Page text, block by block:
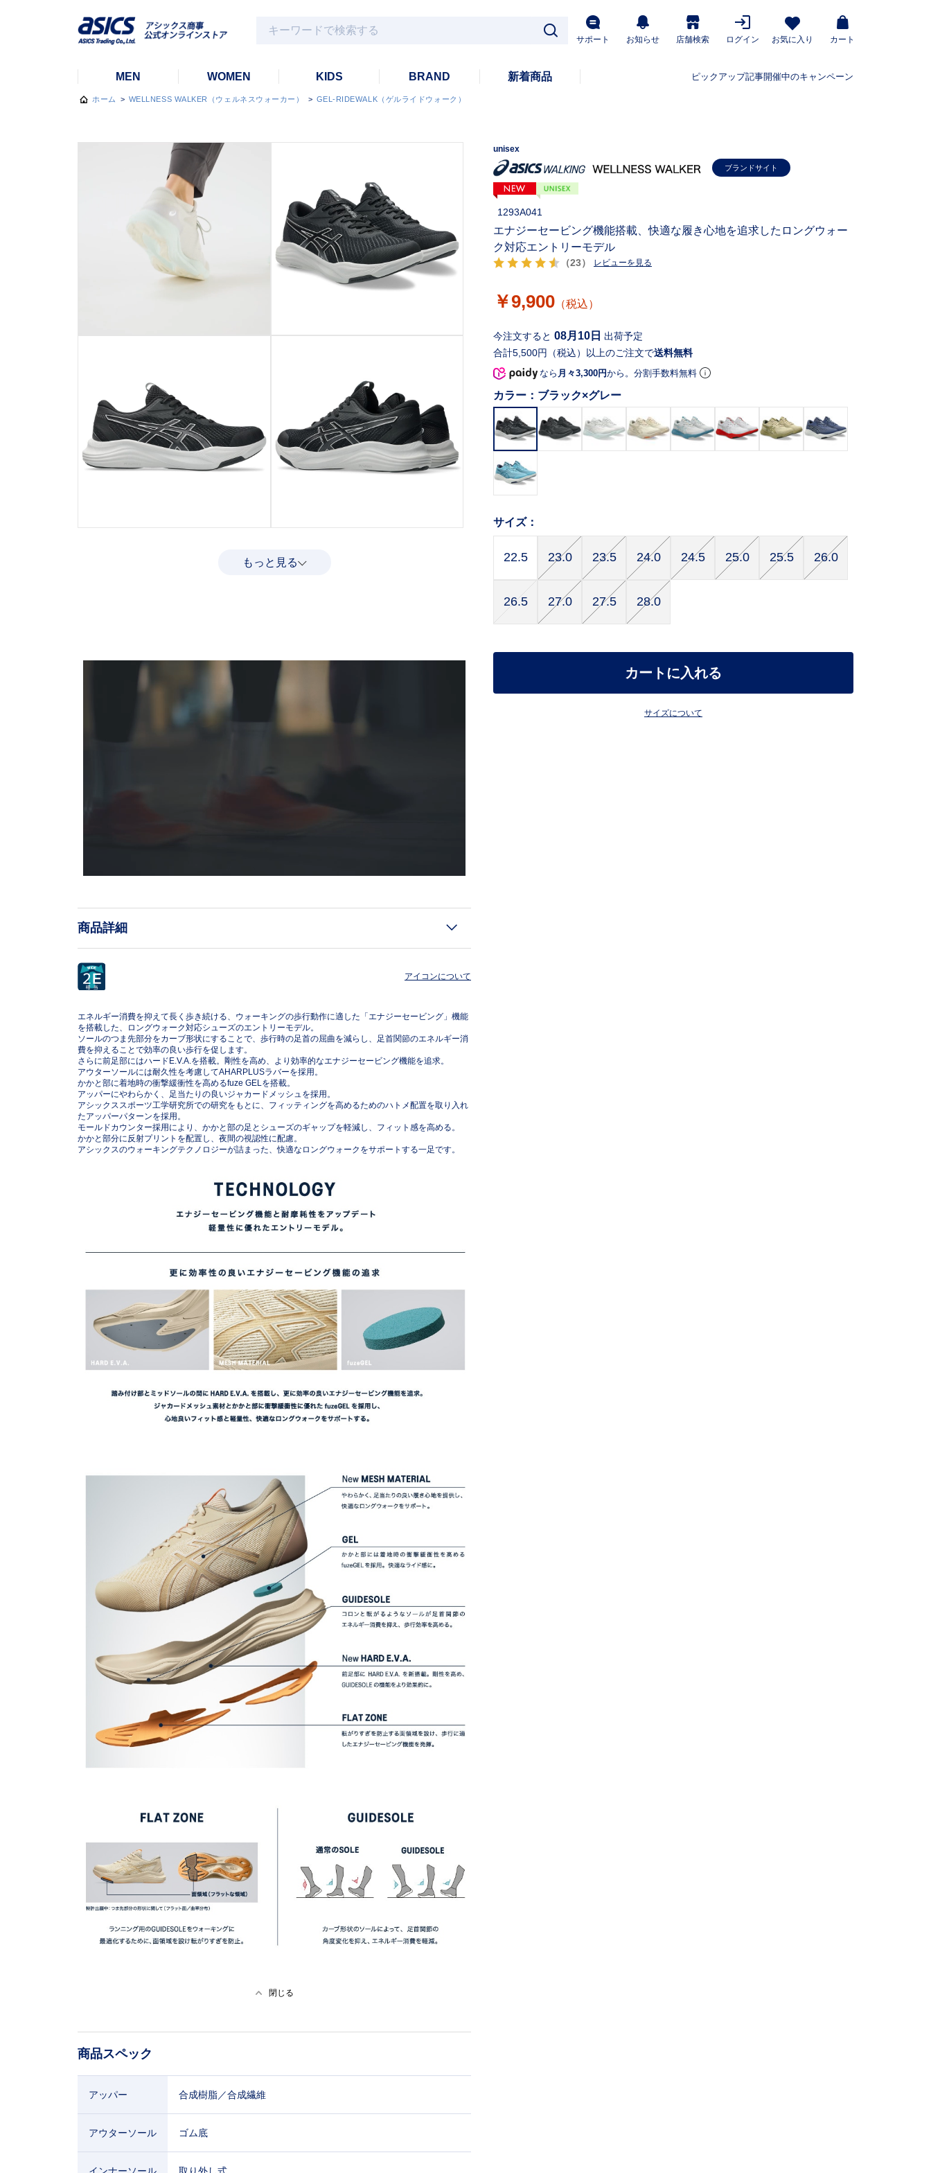
サポート お知らせ 店舗検索 ログイン お気に入り カート
MEN WOMEN KIDS BRAND 新着商品 ピックアップ記事開催中のキャンペーン
ホーム > WELLNESS WALKER（ウェルネスウォーカー） > GEL-RIDEWALK（ゲルライドウォーク）
もっと見る
n
e
d
商品詳細
アイコンについて
エネルギー消費を抑えて長く歩き続ける、ウォーキングの歩行動作に適した「エナジーセービング」機能
を搭載した、ロングウォーク対応シューズのエントリーモデル。
ソールのつま先部分をカーブ形状にすることで、歩行時の足首の屈曲を減らし、足首関節のエネルギー消
費を抑えることで効率の良い歩行を促します。
さらに前足部にはハードE.V.A.を搭載。剛性を高め、より効率的なエナジーセービング機能を追求。
アウターソールには耐久性を考慮してAHARPLUSラバーを採用。
かかと部に着地時の衝撃緩衝性を高めるfuze GELを搭載。
アッパーにやわらかく、足当たりの良いジャカードメッシュを採用。
アシックススポーツ工学研究所での研究をもとに、フィッティングを高めるためのハトメ配置を取り入れ
たアッパーパターンを採用。
モールドカウンター採用により、かかと部の足とシューズのギャップを軽減し、フィット感を高める。
かかと部分に反射プリントを配置し、夜間の視認性に配慮。
アシックスのウォーキングテクノロジーが詰まった、快適なロングウォークをサポートする一足です。
閉じる
商品スペック
アッパー 合成樹脂／合成繊維
アウターソール ゴム底
unisex
ブランドサイト
1293A041
（23） レビューを見る
エナジーセービング機能搭載、快適な履き心地を追求したロングウォー
ク対応エントリーモデル
￥9,900 （税込）
合計5,500円（税込）以上のご注文で送料無料
今注文すると 08月10日 出荷予定
なら 月々3,300円から。分割手数料無料
カラー： ブラック×グレー
サイズ：
22.5 23.0 23.5 24.0 24.5 25.0 25.5 26.0
26.5 27.0 27.5 28.0
カートに入れる
サイズについて